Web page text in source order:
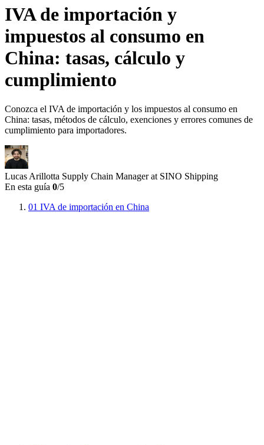
IVA de importación y
impuestos al consumo en
China: tasas, cálculo y
cumplimiento
Conozca el IVA de importación y los impuestos al consumo en
China: tasas, métodos de cálculo, exenciones y errores comunes de
cumplimiento para importadores.
Lucas Arillotta Supply Chain Manager at SINO Shipping
En esta guía 0/5
01 IVA de importación en China